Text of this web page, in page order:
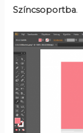
Színcsoportba.